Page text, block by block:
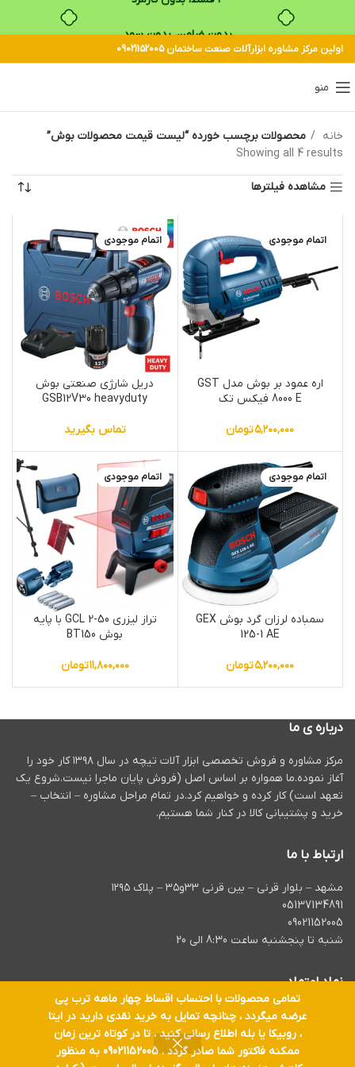
خرید قسطی با ترب‌پی
تمامی محصولات با احتساب اقساط چهار ماهه ترب پی
عرضه میگردد ، چنانچه تمایل به خرید نقدی دارید در ایتا
، روبیکا یا بله اطلاع رسانی کنید ، تا در کوتاه ترین زمان
ممکنه فاکتور شما صادر گردد . 09021152005 به منظور
اولین مرکز مشاوره ابزارآلات صنعت ساختمان 09021152005
منو
خانه
محصولات برچسب خورده “لیست قیمت محصولات بوش”
Showing all 4 results
مشاهده فیلترها
اتمام موجودی
اره عمود بر بوش مدل GST
8000 E فیکس تک
۵,۲۰۰,۰۰۰تومان
اتمام موجودی
دریل شارژی صنعتی بوش
GSB12V30 heavyduty
تماس بگیرید
اتمام موجودی
سمباده لرزان گرد بوش GEX
125-1 AE
۵,۲۰۰,۰۰۰تومان
اتمام موجودی
تراز لیزری GCL 2-50 با پایه
بوش BT150
۱۱,۸۰۰,۰۰۰تومان
درباره ی ما
مرکز مشاوره و فروش تخصصی ابزار آلات تیچه در سال ۱۳۹۸ کار خود را
آغاز نموده.ما همواره بر اساس اصل (فروش پایان ماجرا نیست.شروع یک
تعهد است) کار کرده و خواهیم کرد.در تمام مراحل مشاوره – انتخاب –
خرید و پشتیبانی کالا در کنار شما هستیم.
ارتباط با ما
مشهد – بلوار قرنی – بین قرنی ۳۳و۳۵ – پلاک ۱۲۹۵
05137134891
09021152005
شنبه تا پنجشنبه ساعت 8:30 الی 20
نماد اعتماد
تمام حقوق برایابزار آلات تیچهمحفوظ است.